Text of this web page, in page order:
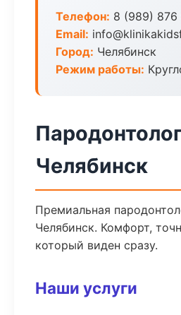
Телефон: 8 (989) 876
Email:
Город: Челябинск
Режим работы:
Челябинск
Премиальная
Челябинск. Комфорт,
который виден сразу.
Наши услуги